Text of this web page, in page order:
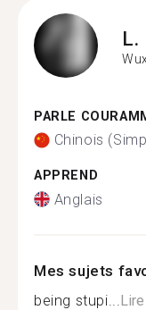
L.
PARLE
Chinois
APPREND
Anglais
Mes sujets
being stupi...